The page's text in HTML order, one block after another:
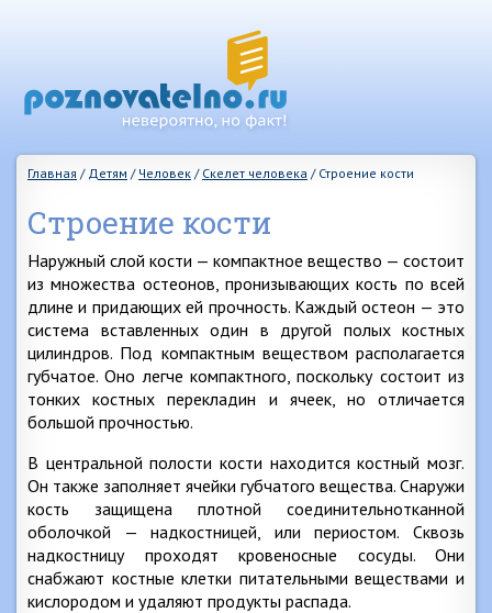
Главная / Детям / Человек / Скелет человека / Строение кости
Строение кости
Наружный слой кости — компактное вещество — состоит
из множества остеонов, пронизывающих кость по всей
длине и придающих ей прочность. Каждый остеон — это
система вставленных один в другой полых костных
цилиндров. Под компактным веществом располагается
губчатое. Оно легче компактного, поскольку состоит из
тонких костных перекладин и ячеек, но отличается
большой прочностью.
В центральной полости кости находится костный мозг.
Он также заполняет ячейки губчатого вещества. Снаружи
кость защищена плотной соединительнотканной
оболочкой — надкостницей, или периостом. Сквозь
надкостницу проходят кровеносные сосуды. Они
снабжают костные клетки питательными веществами и
кислородом и удаляют продукты распада.